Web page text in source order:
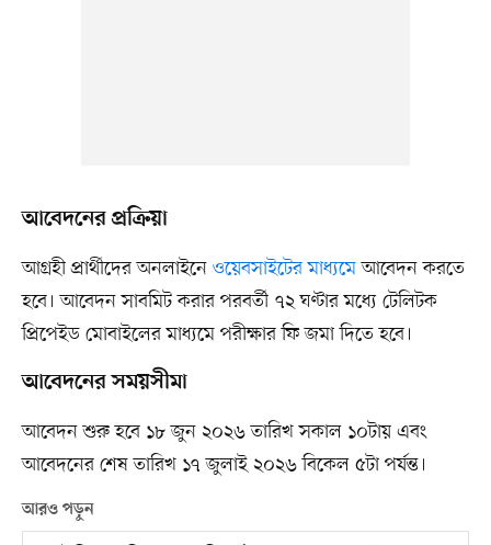
আবেদনের প্রক্রিয়া
আগ্রহী প্রার্থীদের অনলাইনে ওয়েবসাইটের মাধ্যমেআবেদন করতে
হবে। আবেদন সাবমিট করার পরবর্তী ৭২ ঘণ্টার মধ্যে টেলিটক
প্রিপেইড মোবাইলের মাধ্যমে পরীক্ষার ফি জমা দিতে হবে।
আবেদনের সময়সীমা
আবেদন শুরু হবে ১৮ জুন ২০২৬ তারিখ সকাল ১০টায় এবং
আবেদনের শেষ তারিখ ১৭ জুলাই ২০২৬ বিকেল ৫টা পর্যন্ত।
আরও পড়ুন